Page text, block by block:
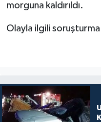
morguna kaldırıldı.
Olayla ilgili